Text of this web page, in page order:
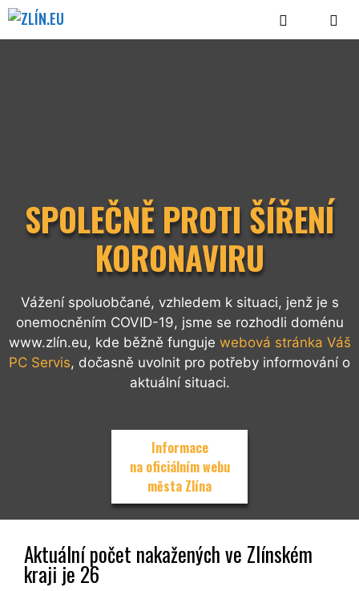
Přeskočit
SPOLEČNĚ PROTI ŠÍŘENÍ
KORONAVIRU
Vážení spoluobčané, vzhledem k situaci, jenž je s
onemocněním COVID-19, jsme se rozhodli doménu
www.zlín.eu, kde běžně funguje webová stránka Váš
PC Servis, dočasně uvolnit pro potřeby informování o
aktuální situaci.
Informace
na oficiálním webu
města Zlína
Aktuální počet nakažených ve Zlínském
kraji je 26